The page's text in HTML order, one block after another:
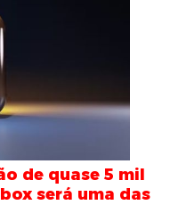
de quase 5 mil
será uma das